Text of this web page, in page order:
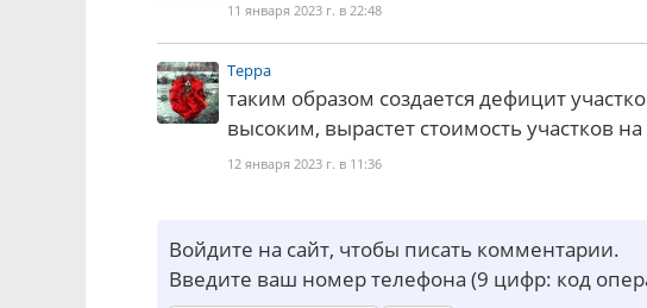
11 января 2023 г. в 22:48
Терра
таким образом создается дефицит
высоким, вырастет стоимость участков
12 января 2023 г. в 11:36
Войдите на сайт, чтобы писать комментарии.
Введите ваш номер телефона (9 цифр: код